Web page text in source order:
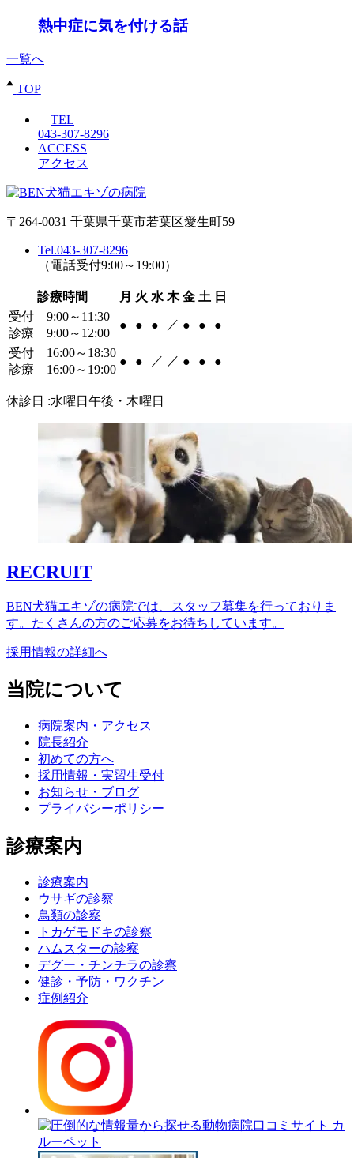
熱中症に気を付ける話
一覧へ
TOP
TEL
043-307-8296
ACCESS
アクセス
〒264-0031 千葉県千葉市若葉区愛生町59
Tel.043-307-8296
（電話受付9:00～19:00）
診療時間 月 火 水 木 金 土 日
受付 9:00～11:30
診療 9:00～12:00
● ● ● ／ ● ● ●
受付 16:00～18:30
診療 16:00～19:00
● ● ／ ／ ● ● ●
休診日 :水曜日午後・木曜日
RECRUIT
BEN犬猫エキゾの病院では、スタッフ募集を行っておりま
す。たくさんの方のご応募をお待ちしています。
採用情報の詳細へ
当院について
病院案内・アクセス
院長紹介
初めての方へ
採用情報・実習生受付
お知らせ・ブログ
プライバシーポリシー
診療案内
診療案内
ウサギの診察
鳥類の診察
トカゲモドキの診察
ハムスターの診察
デグー・チンチラの診察
健診・予防・ワクチン
症例紹介